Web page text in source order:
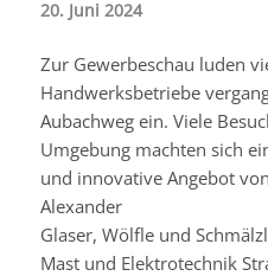
20. Juni 2024
Zur Gewerbeschau luden
Handwerksbetriebe
Aubachweg ein. Viele
Umgebung machten sich
und innovative Angebot
Alexander
Glaser, Wölfleund
Mast und Elektrotechnik